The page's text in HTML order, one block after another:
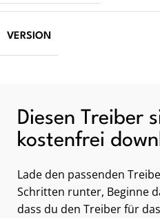
VERSION
Diesen Treiber
kostenfrei
Lade den passenden
Schritten runter, Beginne
dass du den Treiber für